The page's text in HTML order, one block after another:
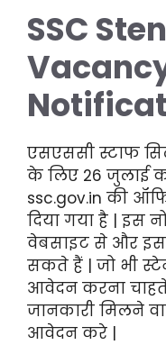
SSC
एसएससी स्टाफ
के लिए 26 जुलाई
ssc.gov.in की
दिया गया है |
वेबसाइट से और इस
सकते हैं | जो भी
आवेदन करना
जानकारी मिलने
आवेदन करे |